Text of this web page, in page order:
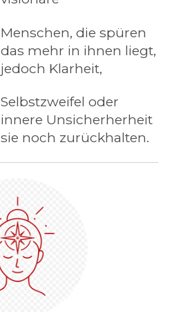
Menschen, die spüren
das mehr in ihnen liegt,
jedoch Klarheit,
Selbstzweifel oder
innere Unsicherherheit
sie noch zurückhalten.